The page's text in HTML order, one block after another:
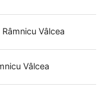
Râmnicu Vâlcea
Vâlcea